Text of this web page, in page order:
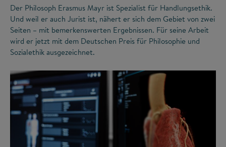
Der Philosoph Erasmus Mayr ist Spezialist für Handlungsethik.
Und weil er auch Jurist ist, nähert er sich dem Gebiet von zwei
Seiten – mit bemerkenswerten Ergebnissen. Für seine Arbeit
wird er jetzt mit dem Deutschen Preis für Philosophie und
Sozialethik ausgezeichnet.